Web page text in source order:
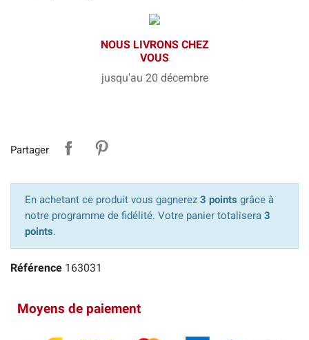
NOUS LIVRONS CHEZ
VOUS
jusqu'au 20 décembre
Partager
En achetant ce produit vous gagnerez 3 points grâce à
notre programme de fidélité. Votre panier totalisera 3
points.
Référence 163031
Moyens de paiement